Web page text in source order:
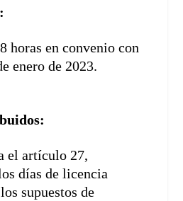
horas en convenio con
enero de 2023.
el artículo 27,
días de licencia
supuestos de